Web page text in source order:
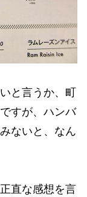
と言うか、町
すが、ハンバ
ないと、なん
直な感想を言